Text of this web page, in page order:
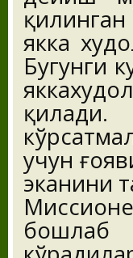
якка
Бугунги
учун
эканини
бошлаб